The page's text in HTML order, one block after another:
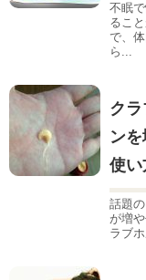
不眠
るこ
で、
ら...
ク
ン
使い
話題
が増
ラブ